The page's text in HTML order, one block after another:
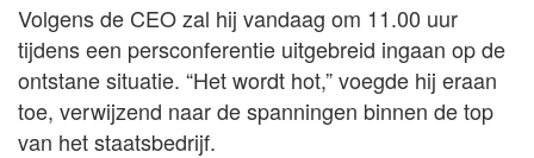
Volgens de CEO zal hij vandaag om 11.00 uur
tijdens een persconferentie uitgebreid ingaan op de
ontstane situatie. “Het wordt hot,” voegde hij eraan
toe, verwijzend naar de spanningen binnen de top
van het staatsbedrijf.